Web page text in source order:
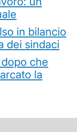
in bilancio
dei sindaci
che
la